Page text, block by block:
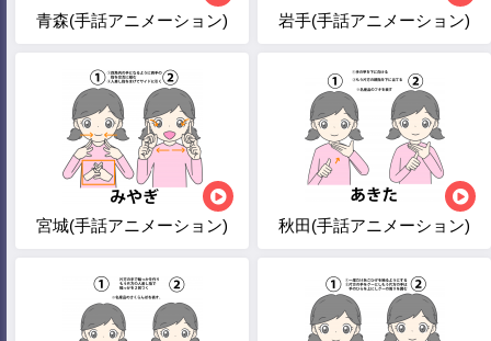
青森(手話アニメーション) 岩手(手話アニメーション)
宮城(手話アニメーション) 秋田(手話アニメーション)